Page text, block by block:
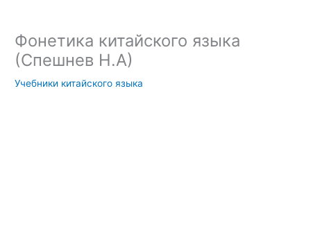
Фонетика китайского языка
(Спешнев Н.А)
Учебники китайского языка